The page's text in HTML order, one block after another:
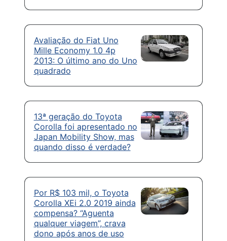
Avaliação do Fiat Uno
Mille Economy 1.0 4p
2013: O último ano do Uno
quadrado
13ª geração do Toyota
Corolla foi apresentado no
Japan Mobility Show, mas
quando disso é verdade?
Por R$ 103 mil, o Toyota
Corolla XEi 2.0 2019 ainda
compensa? “Aguenta
qualquer viagem”, crava
dono após anos de uso